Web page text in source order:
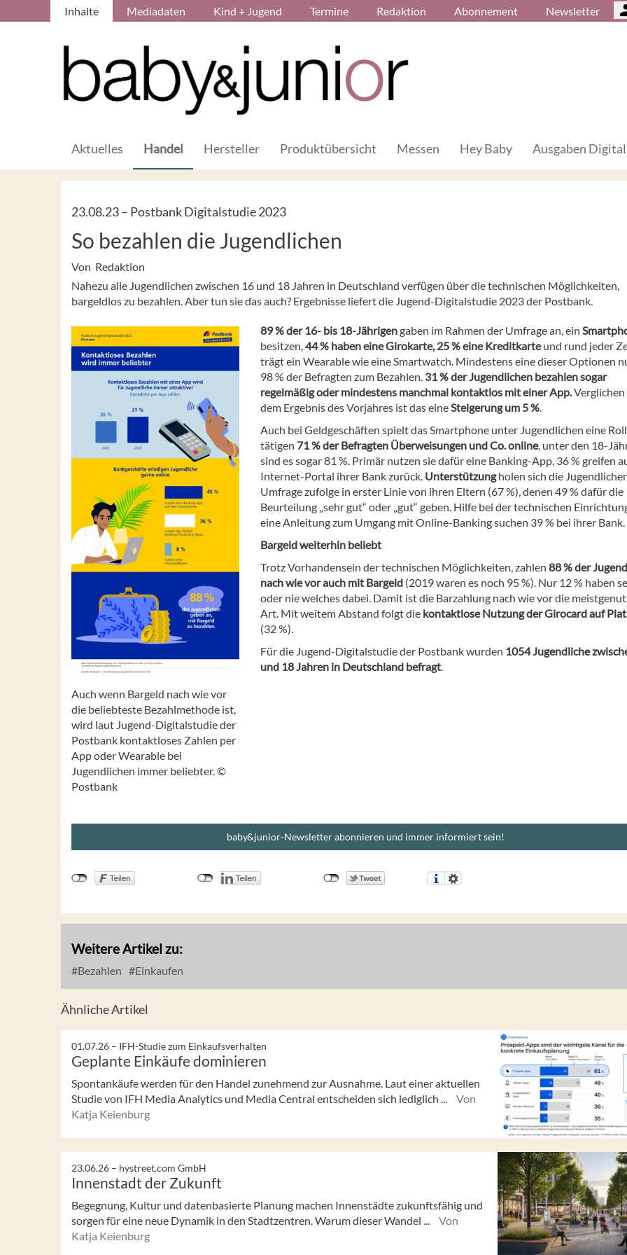
Inhalte Mediadaten Kind + Jugend Termine Redaktion Abonnement Newsletter
Aktuelles Handel Hersteller Produktübersicht Messen Hey Baby Ausgaben Digital
23.08.23 – Postbank Digitalstudie 2023
So bezahlen die Jugendlichen
Von Redaktion
Nahezu alle Jugendlichen zwischen 16 und 18 Jahren in Deutschland verfügen über die technischen Möglichkeiten,
bargeldlos zu bezahlen. Aber tun sie das auch? Ergebnisse liefert die Jugend-Digitalstudie 2023 der Postbank.
Auch wenn Bargeld nach wie vor
die beliebteste Bezahlmethode ist,
wird laut Jugend-Digitalstudie der
Postbank kontaktloses Zahlen per
App oder Wearable bei
Jugendlichen immer beliebter. ©
Postbank
89 % der 16- bis 18-Jährigengaben im Rahmen der Umfrage an, ein
besitzen,44 % haben eine Girokarte, 25 % eine Kreditkarteund rund jeder
trägt ein Wearable wie eine Smartwatch. Mindestens eine dieser Optionen
98 % der Befragten zum Bezahlen. 31 % der Jugendlichen bezahlen sogar
regelmäßig oder mindestens manchmal kontaktlos mit einer App.
dem Ergebnis des Vorjahres ist das eineSteigerung um 5 %.
Auch bei Geldgeschäften spielt das Smartphone unter Jugendlichen eine
tätigen 71 % der Befragten Überweisungen und Co. online, unter den 18-
sind es sogar 81 %. Primär nutzen sie dafür eine Banking-App, 36 % greifen
Internet-Portal ihrer Bank zurück. Unterstützungholen sich die
Umfrage zufolge in erster Linie von ihren Eltern (67 %), denen 49 % dafür die
Beurteilung „sehr gut“ oder „gut“ geben. Hilfe bei der technischen
eine Anleitung zum Umgang mit Online-Banking suchen 39 % bei ihrer Bank.
Bargeld weiterhin beliebt
Trotz Vorhandensein der technischen Möglichkeiten, zahlen 88 % der
nach wie vor auch mit Bargeld (2019 waren es noch 95 %). Nur 12 % haben
oder nie welches dabei. Damit ist die Barzahlung nach wie vor die
Art. Mit weitem Abstand folgt die kontaktlose Nutzung der Girocard auf
(32 %).
Für die Jugend-Digitalstudie der Postbank wurden 1054 Jugendliche
und 18 Jahren in Deutschland befragt.
baby&junior-Newsletter abonnieren und immer informiert sein!
Weitere Artikel zu:
Bezahlen Einkaufen
Ähnliche Artikel
01.07.26 – IFH-Studie zum Einkaufsverhalten
Geplante Einkäufe dominieren
Spontankäufe werden für den Handel zunehmend zur Ausnahme. Laut einer aktuellen
Studie von IFH Media Analytics und Media Central entscheiden sich lediglich ...
Von
Katja Keienburg
23.06.26 – hystreet.com GmbH
Innenstadt der Zukunft
Begegnung, Kultur und datenbasierte Planung machen Innenstädte zukunftsfähig und
sorgen für eine neue Dynamik in den Stadtzentren. Warum dieser Wandel ...
Von
Katja Keienburg